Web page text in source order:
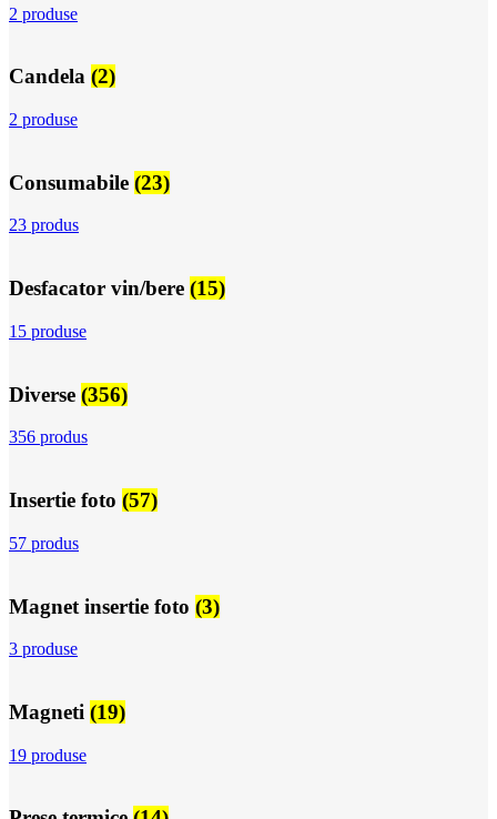
2 produse
Candela (2)
2 produse
Consumabile (23)
23 produs
Desfacator vin/bere (15)
15 produse
Diverse (356)
356 produs
Insertie foto (57)
57 produs
Magnet insertie foto (3)
3 produse
Magneti (19)
19 produse